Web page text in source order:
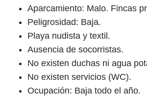
Aparcamiento: Malo. Fincas
Peligrosidad: Baja.
Playa nudista y textil.
Ausencia de socorristas.
No existen duchas ni agua
No existen servicios (WC).
Ocupación: Baja todo el año.